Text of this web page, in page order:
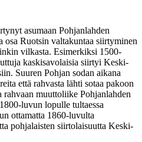
asumaan Pohjanlahden
osa Ruotsin valtakuntaa siirtyminen
vilkasta. Esimerkiksi 1500-
kaskisavolaisia siirtyi Keski-
Suuren Pohjan sodan aikana
että rahvasta lähti sotaa pakoon
muuttoliike Pohjanlahden
luvun lopulle tultaessa
ottamatta 1860-luvulta
pohjalaisten siirtolaisuutta Keski-